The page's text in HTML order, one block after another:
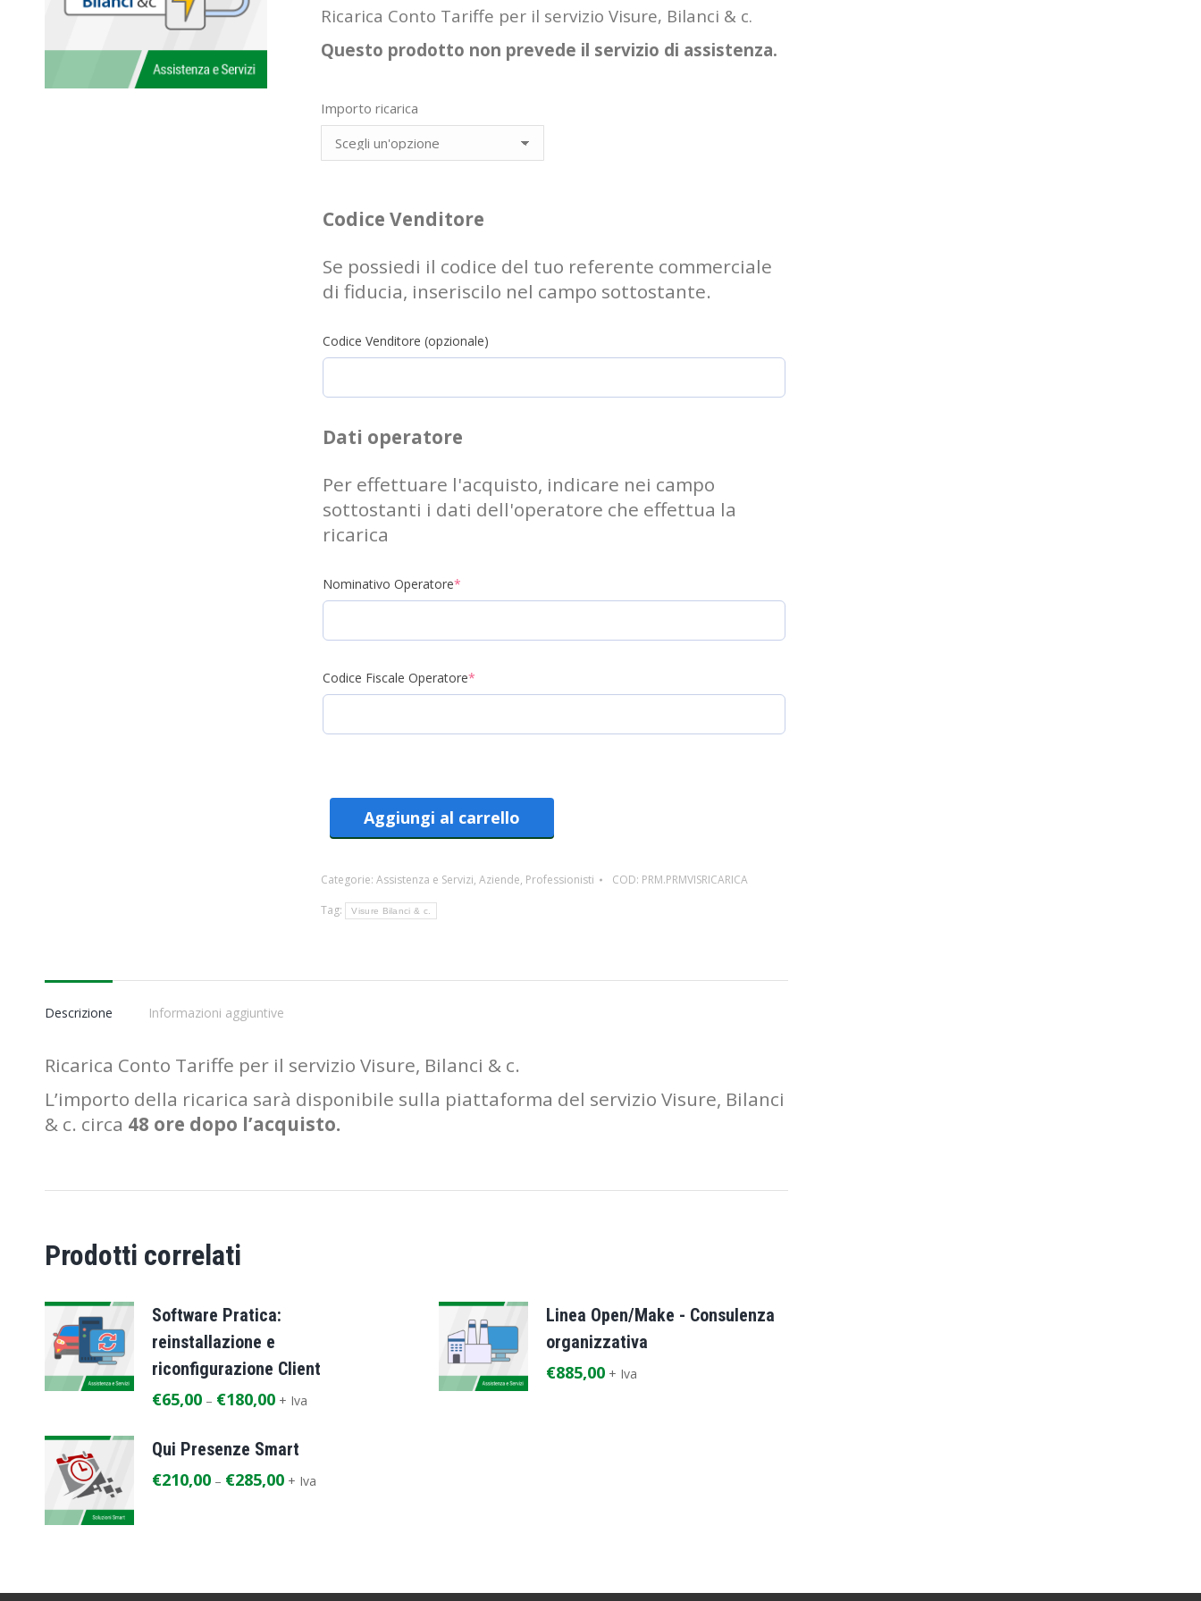
Ricarica Conto Tariffe per il servizio Visure, Bilanci & c.
Questo prodotto non prevede il servizio di assistenza.
Importo ricarica
Codice Venditore
Se possiedi il codice del tuo referente commerciale
di fiducia, inseriscilo nel campo sottostante.
Codice Venditore (opzionale)
Dati operatore
Per effettuare l'acquisto, indicare nei campo
sottostanti i dati dell'operatore che effettua la
ricarica
Nominativo Operatore*
Codice Fiscale Operatore*
Aggiungi al carrello
Categorie:Assistenza e Servizi,Aziende, Professionisti COD: PRM.PRMVISRICARICA
Tag:
Visure Bilanci & c.
Descrizione Informazioni aggiuntive
Ricarica Conto Tariffe per il servizio Visure, Bilanci & c.
L’importo della ricarica sarà disponibile sulla piattaforma del servizio Visure, Bilanci
& c. circa 48 ore dopo l’acquisto.
Prodotti correlati
Software Pratica:
reinstallazione e
riconfigurazione Client
€65,00 – €180,00 + Iva
Linea Open/Make - Consulenza
organizzativa
€885,00 + Iva
Qui Presenze Smart
€210,00 – €285,00 + Iva